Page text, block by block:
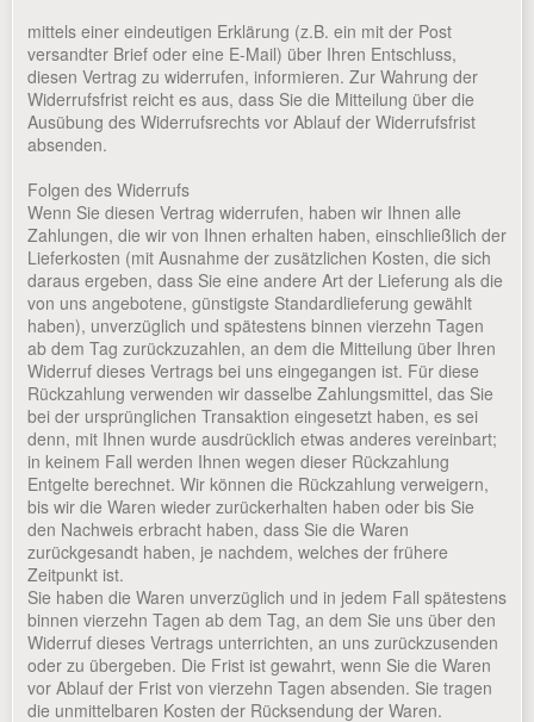
mittels einer eindeutigen Erklärung (z.B. ein mit der Post
versandter Brief oder eine E-Mail) über Ihren Entschluss,
diesen Vertrag zu widerrufen, informieren. Zur Wahrung der
Widerrufsfrist reicht es aus, dass Sie die Mitteilung über die
Ausübung des Widerrufsrechts vor Ablauf der Widerrufsfrist
absenden.
Folgen des Widerrufs
Wenn Sie diesen Vertrag widerrufen, haben wir Ihnen alle
Zahlungen, die wir von Ihnen erhalten haben, einschließlich der
Lieferkosten (mit Ausnahme der zusätzlichen Kosten, die sich
daraus ergeben, dass Sie eine andere Art der Lieferung als die
von uns angebotene, günstigste Standardlieferung gewählt
haben), unverzüglich und spätestens binnen vierzehn Tagen
ab dem Tag zurückzuzahlen, an dem die Mitteilung über Ihren
Widerruf dieses Vertrags bei uns eingegangen ist. Für diese
Rückzahlung verwenden wir dasselbe Zahlungsmittel, das Sie
bei der ursprünglichen Transaktion eingesetzt haben, es sei
denn, mit Ihnen wurde ausdrücklich etwas anderes vereinbart;
in keinem Fall werden Ihnen wegen dieser Rückzahlung
Entgelte berechnet. Wir können die Rückzahlung verweigern,
bis wir die Waren wieder zurückerhalten haben oder bis Sie
den Nachweis erbracht haben, dass Sie die Waren
zurückgesandt haben, je nachdem, welches der frühere
Zeitpunkt ist.
Sie haben die Waren unverzüglich und in jedem Fall spätestens
binnen vierzehn Tagen ab dem Tag, an dem Sie uns über den
Widerruf dieses Vertrags unterrichten, an uns zurückzusenden
oder zu übergeben. Die Frist ist gewahrt, wenn Sie die Waren
vor Ablauf der Frist von vierzehn Tagen absenden. Sie tragen
die unmittelbaren Kosten der Rücksendung der Waren.